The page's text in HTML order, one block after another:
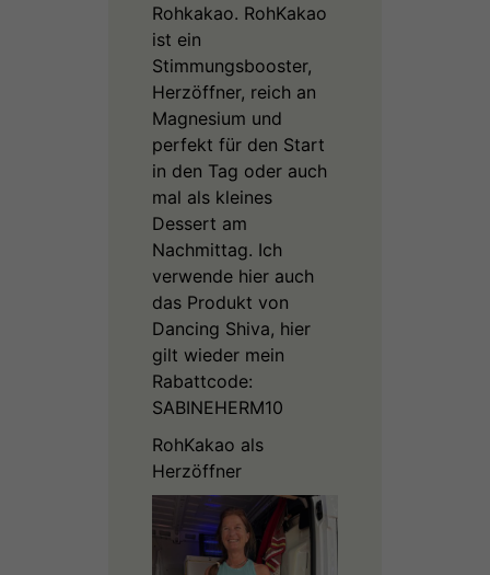
Rohkakao. RohKakao
ist ein
Stimmungsbooster,
Herzöffner, reich an
Magnesium und
perfekt für den Start
in den Tag oder auch
mal als kleines
Dessert am
Nachmittag. Ich
verwende hier auch
das Produkt von
Dancing Shiva, hier
gilt wieder mein
Rabattcode:
SABINEHERM10
RohKakao als
Herzöffner